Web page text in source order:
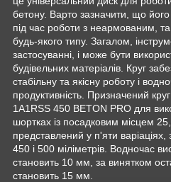
бетону. Варто зазначити, що
під час роботи з неармованим,
будь-якого типу. Загалом,
застосуванні, і може бути
будівельних матеріалів. Круг
стабільну та якісну роботу і
продуктивність. Призначений
1A1RSS 450 BETON PRO для
шортках із посадковим місцем
представлений у п'яти
450 і 500 міліметрів. Водночас
становить 10 мм, за винятком
становить 15 мм.